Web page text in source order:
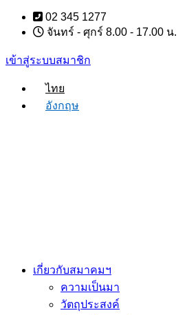
Skip
content
02 345 1277
จันทร์ - ศุกร์ 8.00 - 17.00 น.
เข้าสู่ระบบสมาชิก
ไทย
อังกฤษ
เกี่ยวกับสมาคมฯ
ความเป็นมา
วัตถุประสงค์